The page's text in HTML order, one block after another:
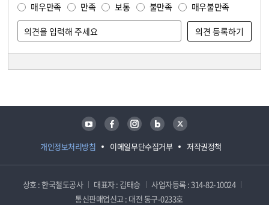
매우만족 만족 보통 불만족 매우불만족
개인정보처리방침 이메일무단수집거부 저작권정책
유튜브 페이스북 인스타그램 블로그 트위터
상호 : 한국철도공사 대표자 : 김태승
사업자등록 : 314-82-10024
통신판매업신고 : 대전 동구-0233호